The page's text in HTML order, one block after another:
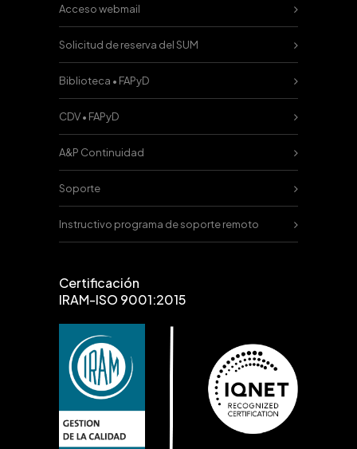
Acceso webmail
Solicitud de reserva del SUM
Biblioteca • FAPyD
CDV • FAPyD
A&P Continuidad
Soporte
Instructivo programa de soporte remoto
Certificación
IRAM-ISO 9001:2015